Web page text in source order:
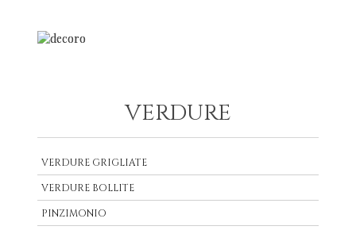
VERDURE
VERDURE GRIGLIATE
VERDURE BOLLITE
PINZIMONIO